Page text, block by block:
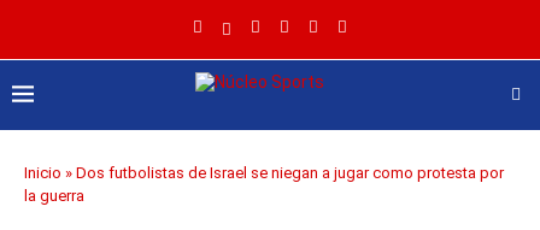
Inicio » Dos futbolistas de Israel se niegan a jugar como protesta por
la guerra